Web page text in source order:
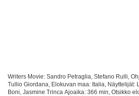
Writers Movie: Sandro Petraglia, Stefano Rulli,
Tullio Giordana, Elokuvan maa: Italia, Näyttelijät:
Boni, Jasmine Trinca Ajoaika: 366 min, Otsikko